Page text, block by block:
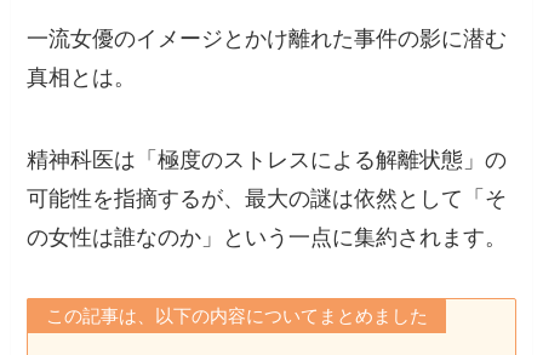
一流女優のイメージとかけ離れた事件の影に潜む
真相とは。
精神科医は「極度のストレスによる解離状態」の
可能性を指摘するが、最大の謎は依然として「そ
の女性は誰なのか」という一点に集約されます。
この記事は、以下の内容についてまとめました